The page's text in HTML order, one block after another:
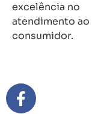
excelência no
atendimento ao
consumidor.